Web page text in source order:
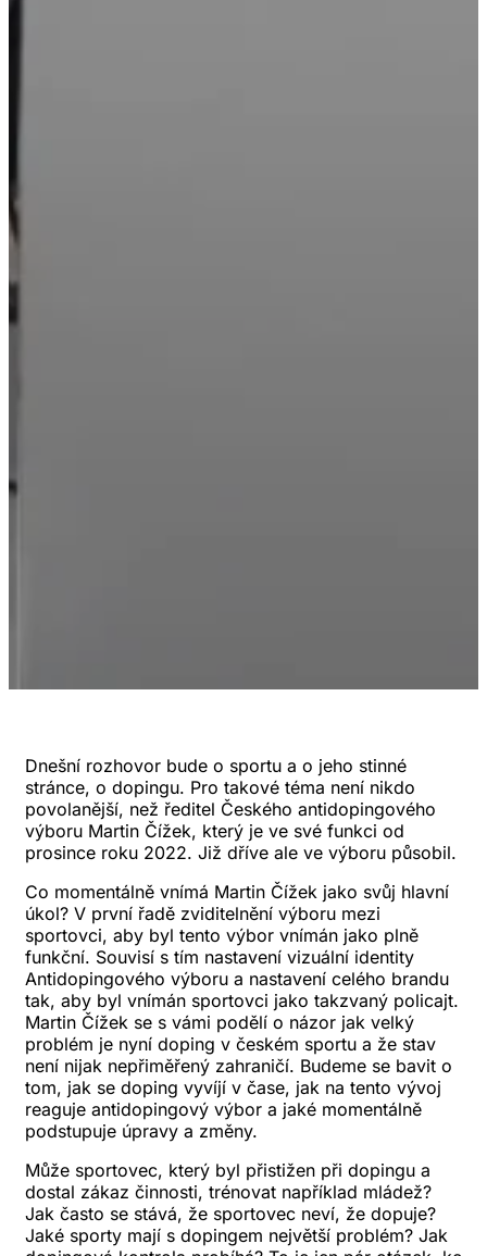
Dnešní rozhovor bude o sportu a o jeho stinné
stránce, o dopingu. Pro takové téma není nikdo
povolanější, než ředitel Českého antidopingového
výboru Martin Čížek, který je ve své funkci od
prosince roku 2022. Již dříve ale ve výboru působil.
Co momentálně vnímá Martin Čížek jako svůj hlavní
úkol? V první řadě zviditelnění výboru mezi
sportovci, aby byl tento výbor vnímán jako plně
funkční. Souvisí s tím nastavení vizuální identity
Antidopingového výboru a nastavení celého brandu
tak, aby byl vnímán sportovci jako takzvaný policajt.
Martin Čížek se s vámi podělí o názor jak velký
problém je nyní doping v českém sportu a že stav
není nijak nepřiměřený zahraničí. Budeme se bavit o
tom, jak se doping vyvíjí v čase, jak na tento vývoj
reaguje antidopingový výbor a jaké momentálně
podstupuje úpravy a změny.
Může sportovec, který byl přistižen při dopingu a
dostal zákaz činnosti, trénovat například mládež?
Jak často se stává, že sportovec neví, že dopuje?
Jaké sporty mají s dopingem největší problém? Jak